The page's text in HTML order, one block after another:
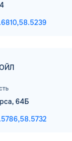
58.5239
64Б
58.5732